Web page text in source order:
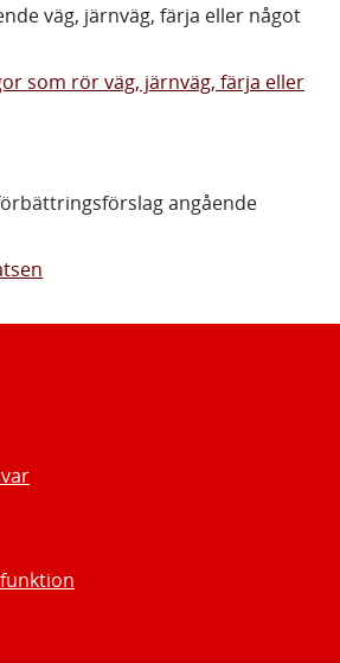
väg, järnväg, färja eller något
som rör väg, järnväg, färja eller
angående